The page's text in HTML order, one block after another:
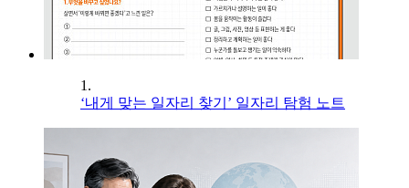
1.
‘내게 맞는 일자리 찾기’ 일자리 탐험 노트